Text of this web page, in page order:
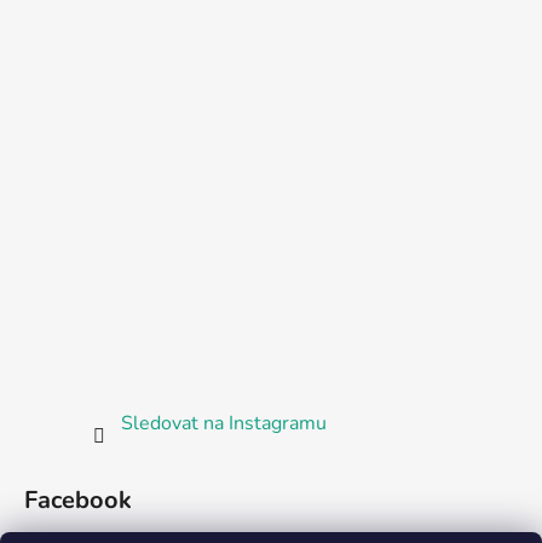
Sledovat na Instagramu
Facebook